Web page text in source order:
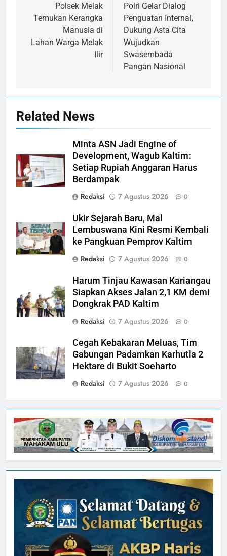
Polsek Melak
Temukan Kerangka
Manusia di
Lahan Warga Melak
Ilir
Polri Gelar Dialog
Penguatan Internal,
Dukung Asta Cita
Wujudkan
Swasembada
Pangan Nasional
Related News
Minta ASN Jadi Engine of
Development, Wagub Kaltim:
Setiap Rupiah Anggaran Harus
Berdampak
Redaksi
7 Agustus 2026 0
Ukir Sejarah Baru, Mal
Lembuswana Kini Resmi Kembali
ke Pangkuan Pemprov Kaltim
Redaksi
7 Agustus 2026 0
Harum Tinjau Kawasan Kariangau
Siapkan Akses Jalan 2,1 KM demi
Dongkrak PAD Kaltim
Redaksi
7 Agustus 2026 0
Cegah Kebakaran Meluas, Tim
Gabungan Padamkan Karhutla 2
Hektare di Bukit Soeharto
Redaksi
7 Agustus 2026 0